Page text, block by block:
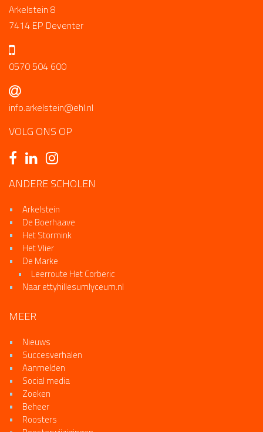
Arkelstein 8
7414 EP Deventer
0570 504 600
info.arkelstein@ehl.nl
VOLG ONS OP
ANDERE SCHOLEN
Arkelstein
De Boerhaave
Het Stormink
Het Vlier
De Marke
Leerroute Het Corberic
Naar ettyhillesumlyceum.nl
MEER
Nieuws
Succesverhalen
Aanmelden
Social media
Zoeken
Beheer
Roosters